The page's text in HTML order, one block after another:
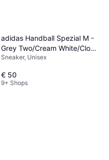
adidas Handball Spezial M -
Grey Two/Cream White/Cloud
White
Sneaker, Unisex
€ 50
9+ Shops